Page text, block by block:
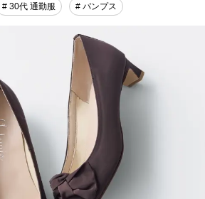
# 30代 通勤服 # パンプス